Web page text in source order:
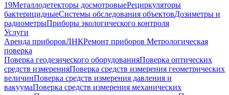
19Металлодетекторы досмотровыеРециркуляторы
бактерицидныеСистемы обследования объектовДозиметры и
радиометрыПриборы экологического контроля
Услуги
Аренда приборовЛНКРемонт приборов Метрологическая
поверка
Поверка геодезического оборудованияПоверка оптических
средств измеренияПоверка средств измерения геометрических
величинПоверка средств измерения давления и
вакуумаПоверка средств измерения механических